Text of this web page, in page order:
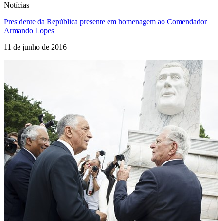
Notícias
Presidente da República presente em homenagem ao Comendador
Armando Lopes
11 de junho de 2016